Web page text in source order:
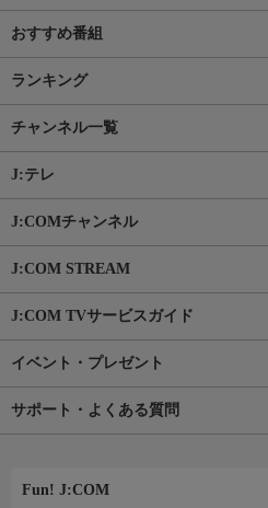
おすすめ番組
ランキング
チャンネル一覧
J:テレ
J:COMチャンネル
J:COM STREAM
J:COM TVサービスガイド
イベント・プレゼント
サポート・よくある質問
Fun! J:COM